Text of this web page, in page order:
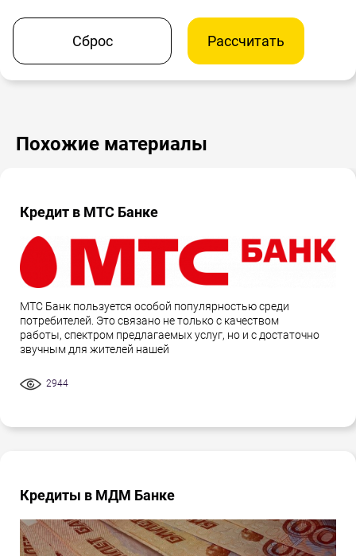
Сброс Рассчитать
Похожие материалы
Кредит в МТС Банке
МТС Банк пользуется особой популярностью среди
потребителей. Это связано не только с качеством
работы, спектром предлагаемых услуг, но и с достаточно
звучным для жителей нашей
2944
Кредиты в МДМ Банке